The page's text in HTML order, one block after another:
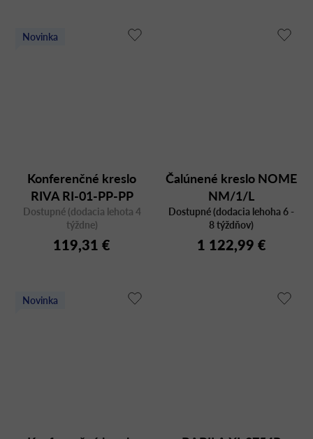
Novinka
Konferenčné kreslo
RIVA RI-01-PP-PP
Dostupné (dodacia lehota 4
týždne)
119,31 €
Čalúnené kreslo NOME
NM/1/L
Dostupné (dodacia lehoha 6 -
8 týždňov)
1 122,99 €
Novinka